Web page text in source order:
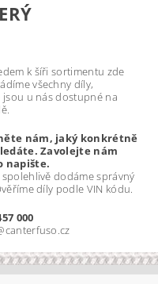
k šíři sortimentu zde
všechny díly,
jsou u nás dostupné na
nám, jaký konkrétně
Zavolejte nám
napište.
spolehlivě dodáme správný
díly podle VIN kódu.
000